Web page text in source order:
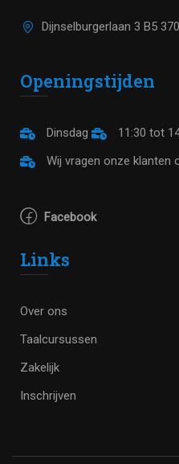
Dijnselburgerlaan 3 B5
Openingstijden
Dinsdag
11:30 tot
Wij vragen onze klanten
Facebook
Links
Over ons
Taalcursussen
Zakelijk
Inschrijven